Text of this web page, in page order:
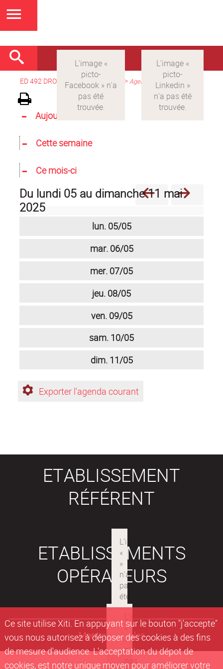
Ce site utilise Xiti. En appuyant sur le bouton "j'accepte"
vous nous autorisez à déposer des cookies à des fins
de mesure d'audience. L'acceptation du dépot de
cookies, est notre unique moyen pour améliorer votre
ED 492 DROIT > Version française >Agenda
Aujourd'hui
Cette semaine
Ce mois-ci
du lundi 05 au dimanche 11 mai
2025
lun.05/05
mar.06/05
mer. 07/05
jeu. 08/05
ven.09/05
sam. 10/05
dim.11/05
Exporter l'agenda courant
ETABLISSEMENT
RÉFÉRENT
ETABLISSEMENTS
OPÉRATEURS
Mentions légales